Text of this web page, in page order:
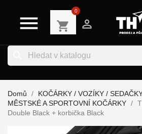
 shopping_cart
0

Domů
KOČÁRKY / VOZÍKY /
MĚSTSKÉ A SPORTOVNÍ KOČÁRKY
Double Black + korbička Black